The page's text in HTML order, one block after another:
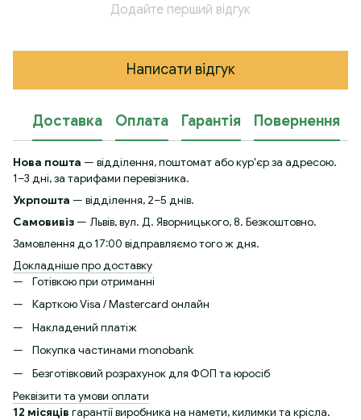
Додайте перший відгук
Написати відгук
Доставка Оплата Гарантія Повернення
Нова пошта — відділення, поштомат або кур'єр за адресою.
1–3 дні, за тарифами перевізника.
Укрпошта — відділення, 2–5 днів.
Самовивіз— Львів, вул. Д. Яворницького, 8. Безкоштовно.
Замовлення до 17:00 відправляємо того ж дня.
Докладніше про доставку
Готівкою при отриманні
Карткою Visa / Mastercard онлайн
Накладений платіж
Покупка частинами monobank
Безготівковий розрахунок для ФОП та юросіб
Реквізити та умови оплати
12 місяців гарантії виробника на намети, килимки та крісла.